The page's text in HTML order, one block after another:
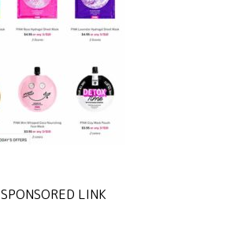
SPONSORED LINK